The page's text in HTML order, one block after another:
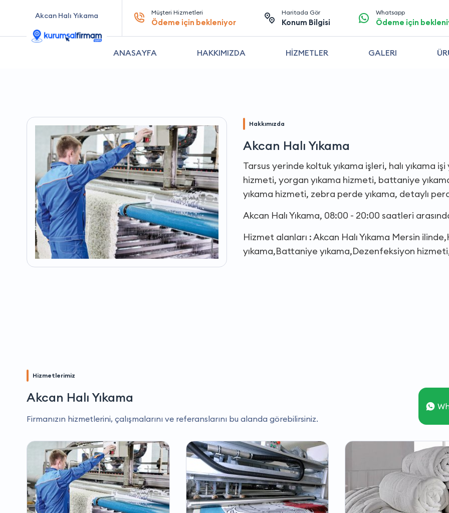
Akcan Halı Yıkama Müşteri Hizmetleri
Ödeme için bekleniyor
Haritada Gör
Konum Bilgisi
Whatsapp
Ödeme için
ANASAYFA HAKKIMIZDA HİZMETLER GALERI
Hakkımızda
Akcan Halı Yıkama
Tarsus yerinde koltuk yıkama işleri, halı yıkama
hizmeti, yorgan yıkama hizmeti, battaniye
yıkama hizmeti, zebra perde yıkama, detaylı
Akcan Halı Yıkama, 08:00 - 20:00 saatleri
Hizmet alanları : Akcan Halı Yıkama Mersin
yıkama,Battaniye yıkama,Dezenfeksiyon
Hizmetlerimiz
Akcan Halı Yıkama
Firmanızın hizmetlerini, çalışmalarını ve referanslarını bu alanda görebilirsiniz.